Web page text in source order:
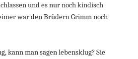
und es nur noch kindisch
war den Brüdern Grimm noch
kann man sagen lebensklug? Sie